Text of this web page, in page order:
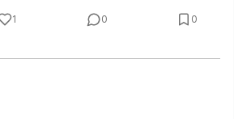
1 0 0